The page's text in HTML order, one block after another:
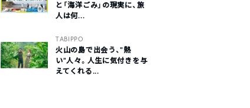
と「海洋ごみ」の現実に、旅
人は何...
TABIPPO
火山の島で出会う、“熱
い“人々。人生に気付きを与
えてくれる...